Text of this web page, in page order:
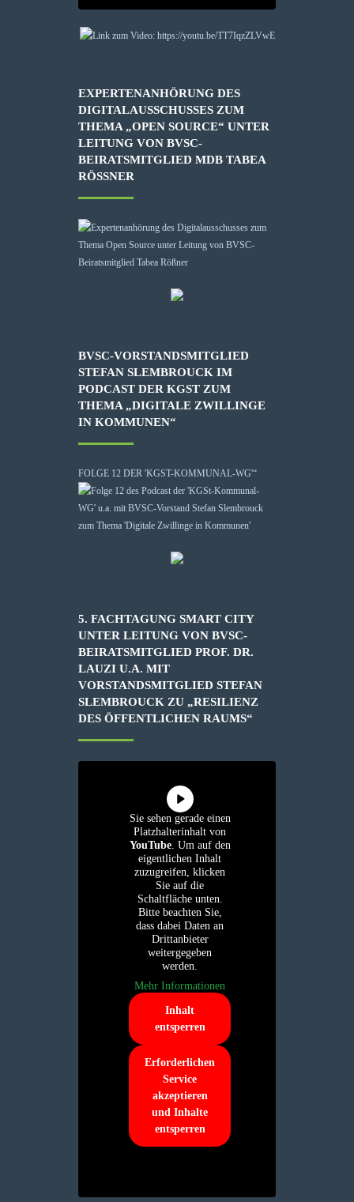
EXPERTENANHÖRUNG DES
DIGITALAUSSCHUSSES ZUM
THEMA „OPEN SOURCE“ UNTER
LEITUNG VON BVSC-
BEIRATSMITGLIED MDB TABEA
RÖSSNER
BVSC-VORSTANDSMITGLIED
STEFAN SLEMBROUCK IM
PODCAST DER KGST ZUM
THEMA „DIGITALE ZWILLINGE
IN KOMMUNEN“
FOLGE 12 DER 'KGST-KOMMUNAL-WG'“
5. FACHTAGUNG SMART CITY
UNTER LEITUNG VON BVSC-
BEIRATSMITGLIED PROF. DR.
LAUZI U.A. MIT
VORSTANDSMITGLIED STEFAN
SLEMBROUCK ZU „RESILIENZ
DES ÖFFENTLICHEN RAUMS“
Sie sehen gerade einen
Platzhalterinhalt von
YouTube. Um auf den
eigentlichen Inhalt
zuzugreifen, klicken
Sie auf die
Schaltfläche unten.
Bitte beachten Sie,
dass dabei Daten an
Drittanbieter
weitergegeben
werden.
Mehr Informationen
Inhalt
entsperren
Erforderlichen
Service
akzeptieren
und Inhalte
entsperren